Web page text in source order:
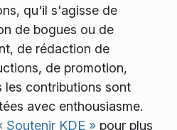
qu'il s'agisse de
de bogues ou de
de rédaction de
de promotion,
les contributions sont
avec enthousiasme.
Soutenir KDE »pour plus